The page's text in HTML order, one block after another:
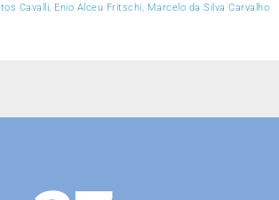
Cavalli, Enio Alceu Fritschi, Marcelo da Silva Carvalho